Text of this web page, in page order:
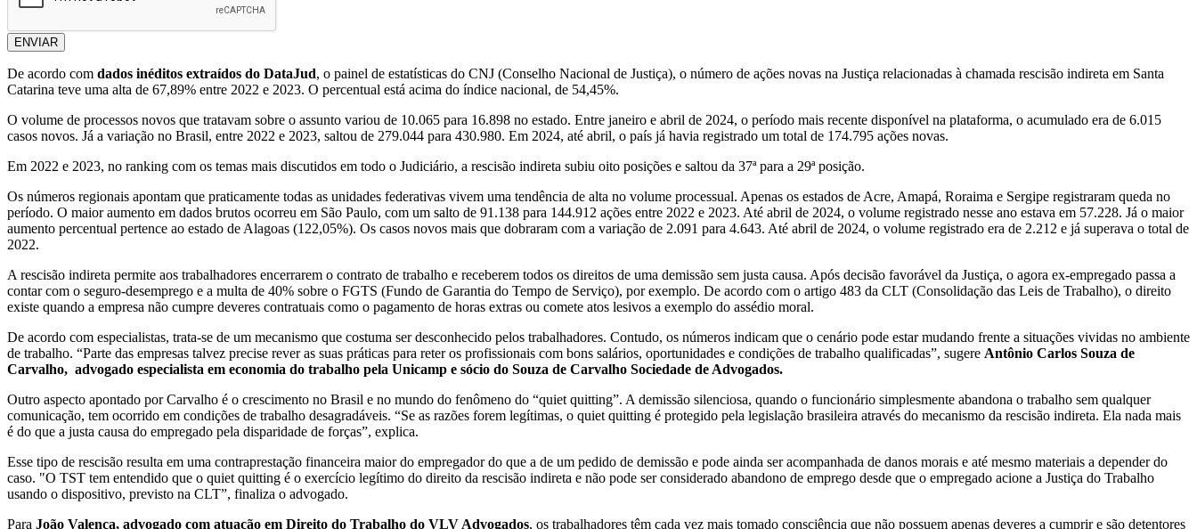
ENVIAR
De acordo com dados inéditos extraídos do DataJud, o painel de estatísticas do CNJ (Conselho Nacional de Justiça), o número de ações novas na Justiça relacionadas à chamada rescisão indireta em Santa
Catarina teve uma alta de 67,89% entre 2022 e 2023. O percentual está acima do índice nacional, de 54,45%.
O volume de processos novos que tratavam sobre o assunto variou de 10.065 para 16.898 no estado. Entre janeiro e abril de 2024, o período mais recente disponível na plataforma, o acumulado era de 6.015
casos novos. Já a variação no Brasil, entre 2022 e 2023, saltou de 279.044 para 430.980. Em 2024, até abril, o país já havia registrado um total de 174.795 ações novas.
Em 2022 e 2023, no ranking com os temas mais discutidos em todo o Judiciário, a rescisão indireta subiu oito posições e saltou da 37ª para a 29ª posição.
Os números regionais apontam que praticamente todas as unidades federativas vivem uma tendência de alta no volume processual. Apenas os estados de Acre, Amapá, Roraima e Sergipe registraram queda no
período. O maior aumento em dados brutos ocorreu em São Paulo, com um salto de 91.138 para 144.912 ações entre 2022 e 2023. Até abril de 2024, o volume registrado nesse ano estava em 57.228. Já o maior
aumento percentual pertence ao estado de Alagoas (122,05%). Os casos novos mais que dobraram com a variação de 2.091 para 4.643. Até abril de 2024, o volume registrado era de 2.212 e já superava o total de
2022.
A rescisão indireta permite aos trabalhadores encerrarem o contrato de trabalho e receberem todos os direitos de uma demissão sem justa causa. Após decisão favorável da Justiça, o agora ex-empregado passa a
contar com o seguro-desemprego e a multa de 40% sobre o FGTS (Fundo de Garantia do Tempo de Serviço), por exemplo. De acordo com o artigo 483 da CLT (Consolidação das Leis de Trabalho), o direito
existe quando a empresa não cumpre deveres contratuais como o pagamento de horas extras ou comete atos lesivos a exemplo do assédio moral.
De acordo com especialistas, trata-se de um mecanismo que costuma ser desconhecido pelos trabalhadores. Contudo, os números indicam que o cenário pode estar mudando frente a situações vividas no ambiente
de trabalho. “Parte das empresas talvez precise rever as suas práticas para reter os profissionais com bons salários, oportunidades e condições de trabalho qualificadas”, sugere Antônio Carlos Souza de
Carvalho, advogado especialista em economia do trabalho pela Unicamp e sócio do Souza de Carvalho Sociedade de Advogados.
Outro aspecto apontado por Carvalho é o crescimento no Brasil e no mundo do fenômeno do “quiet quitting”. A demissão silenciosa, quando o funcionário simplesmente abandona o trabalho sem qualquer
comunicação, tem ocorrido em condições de trabalho desagradáveis. “Se as razões forem legítimas, o quiet quitting é protegido pela legislação brasileira através do mecanismo da rescisão indireta. Ela nada mais
é do que a justa causa do empregado pela disparidade de forças”, explica.
Esse tipo de rescisão resulta em uma contraprestação financeira maior do empregador do que a de um pedido de demissão e pode ainda ser acompanhada de danos morais e até mesmo materiais a depender do
caso. "O TST tem entendido que o quiet quitting é o exercício legítimo do direito da rescisão indireta e não pode ser considerado abandono de emprego desde que o empregado acione a Justiça do Trabalho
usando o dispositivo, previsto na CLT”, finaliza o advogado.
Para João Valença, advogado com atuação em Direito do Trabalho do VLV Advogados, os trabalhadores têm cada vez mais tomado consciência que não possuem apenas deveres a cumprir e são detentores